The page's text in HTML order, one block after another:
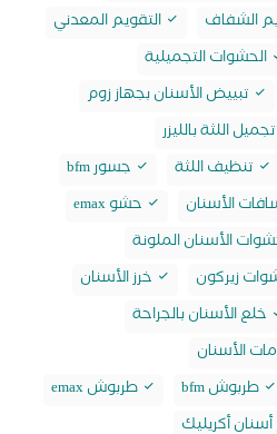
الشفاف
التقويم المعدني
الحشوات التجميلية
تبييض الأسنان بجهاز زوم
تجميل اللثة بالليزر
تنظيف اللثة
جسور bfm
الأسنان
حشو emax
الأسنان الملونة
زيركون
خرز الأسنان
خلع الأسنان بالجراحة
الأسنان
طربوش bfm
طربوش emax
أكريليك